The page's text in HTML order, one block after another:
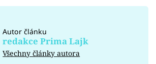
Autor článku
redakce Prima Lajk
Všechny články autora